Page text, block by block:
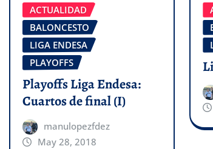
ACTUALIDAD
BALONCESTO
LIGA ENDESA
PLAYOFFS
Playoffs Liga Endesa:
Cuartos de final (I)
manulopezfdez
May 28, 2018